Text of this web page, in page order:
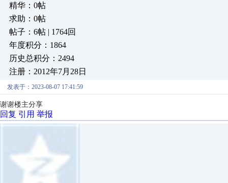
精华：0帖
求助：0帖
帖子：6帖 | 1764回
年度积分：1864
历史总积分：2494
注册：2012年7月28日
发表于：2023-08-07 17:41:59
谢谢楼主分享
回复 引用 举报